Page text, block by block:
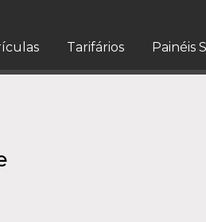
Tarifários Painéis